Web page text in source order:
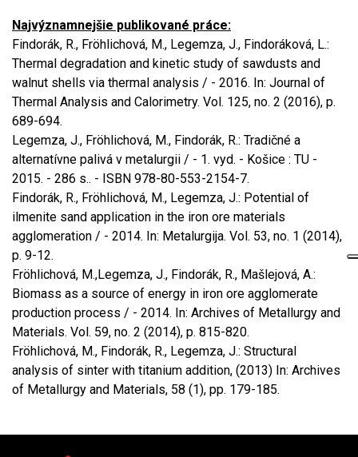
Najvýznamnejšie publikované práce:
Findorák, R., Fröhlichová, M., Legemza, J., Findoráková, L.:
Thermal degradation and kinetic study of sawdusts and
walnut shells via thermal analysis / - 2016. In: Journal of
Thermal Analysis and Calorimetry. Vol. 125, no. 2 (2016), p.
689-694.
Legemza, J., Fröhlichová, M., Findorák, R.: Tradičné a
alternatívne palivá v metalurgii / - 1. vyd. - Košice : TU -
2015. - 286 s.. - ISBN 978-80-553-2154-7.
Findorák, R., Fröhlichová, M., Legemza, J.: Potential of
ilmenite sand application in the iron ore materials
agglomeration / - 2014. In: Metalurgija. Vol. 53, no. 1 (2014),
p. 9-12.
Fröhlichová, M.,Legemza, J., Findorák, R., Mašlejová, A.:
Biomass as a source of energy in iron ore agglomerate
production process / - 2014. In: Archives of Metallurgy and
Materials. Vol. 59, no. 2 (2014), p. 815-820.
Fröhlichová, M., Findorák, R., Legemza, J.: Structural
analysis of sinter with titanium addition, (2013) In: Archives
of Metallurgy and Materials, 58 (1), pp. 179-185.